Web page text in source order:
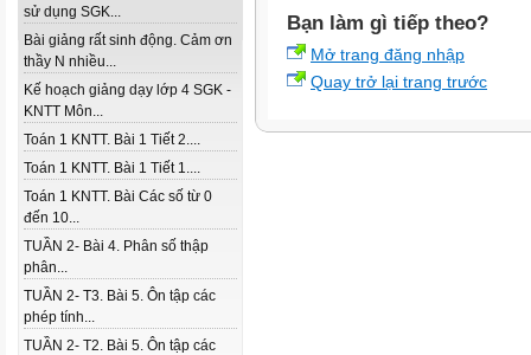
sử dụng SGK...
Bài giảng rất sinh động. Cảm ơn
thầy N nhiều...
Kế hoạch giảng dạy lớp 4 SGK -
KNTT Môn...
Toán 1 KNTT. Bài 1 Tiết 2....
Toán 1 KNTT. Bài 1 Tiết 1....
Toán 1 KNTT. Bài Các số từ 0
đến 10...
TUẦN 2- Bài 4. Phân số thập
phân...
TUẦN 2- T3. Bài 5. Ôn tập các
phép tính...
TUẦN 2- T2. Bài 5. Ôn tập các
Bạn làm gì tiếp theo?
Mở trang đăng nhập
Quay trở lại trang trước